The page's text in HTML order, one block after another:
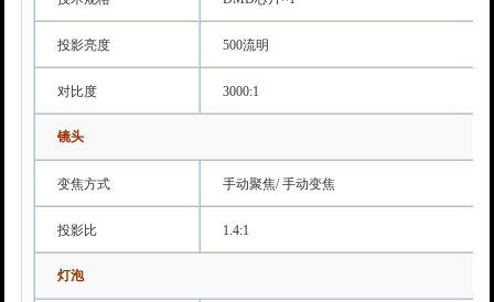
投影亮度 500流明
对比度 3000:1
镜头
变焦方式 手动聚焦/ 手动变焦
投影比 1.4:1
灯泡